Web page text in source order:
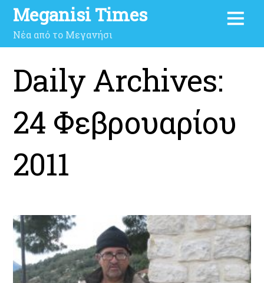
Meganisi Times
Νέα από το Μεγανήσι
Daily Archives:
24 Φεβρουαρίου
2011